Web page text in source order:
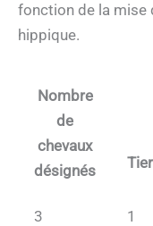
fonction de la mise
hippique.
Nombre
de
chevaux
désignés
3 1